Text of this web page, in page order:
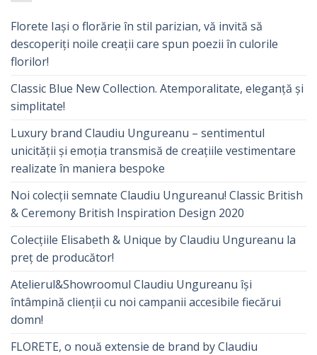
Florete Iași o florărie în stil parizian, vă invită să
descoperiți noile creații care spun poezii în culorile
florilor!
Classic Blue New Collection. Atemporalitate, eleganță și
simplitate!
Luxury brand Claudiu Ungureanu – sentimentul
unicității și emoția transmisă de creațiile vestimentare
realizate în maniera bespoke
Noi colecții semnate Claudiu Ungureanu! Classic British
& Ceremony British Inspiration Design 2020
Colecțiile Elisabeth & Unique by Claudiu Ungureanu la
preț de producător!
Atelierul&Showroomul Claudiu Ungureanu își
întâmpină clienții cu noi campanii accesibile fiecărui
domn!
FLORETE, o nouă extensie de brand by Claudiu